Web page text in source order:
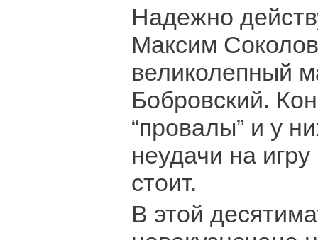
Надежно
Максим
великолепный
Бобровский.
“провалы” и у
неудачи на
стоит.
В этой